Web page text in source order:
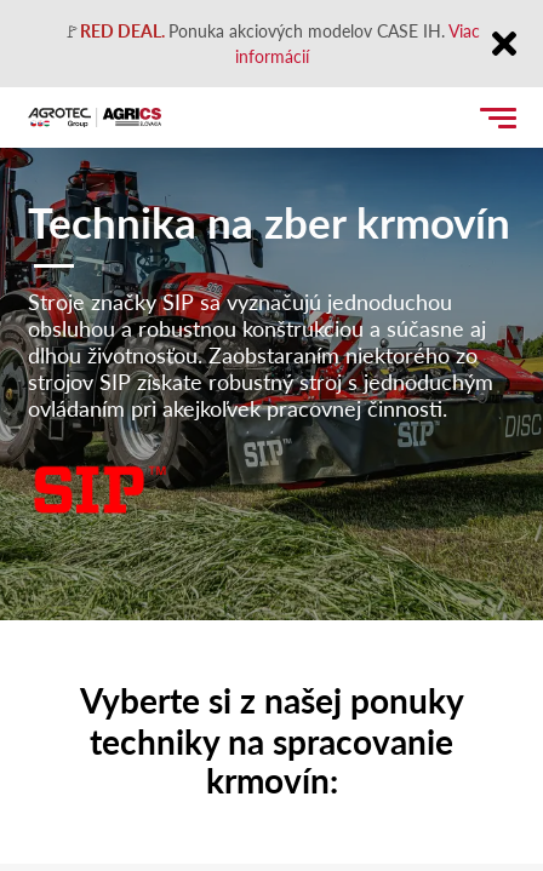
🚩RED DEAL. Ponuka akciových modelov CASE IH.Viac
informácií
Close
Technika na zber krmovín
Stroje značky SIP sa vyznačujú jednoduchou
obsluhou a robustnou konštrukciou a súčasne aj
dlhou životnosťou. Zaobstaraním niektorého zo
strojov SIP získate robustný stroj s jednoduchým
ovládaním pri akejkoľvek pracovnej činnosti.
Vyberte si z našej ponuky
techniky na spracovanie
krmovín: